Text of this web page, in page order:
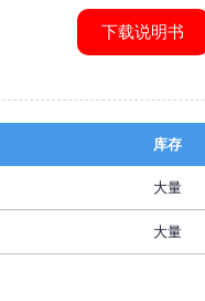
下载说明书
库存
大量
大量